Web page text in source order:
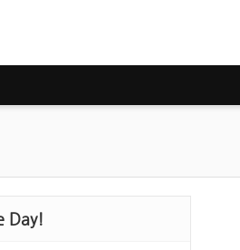
Day!